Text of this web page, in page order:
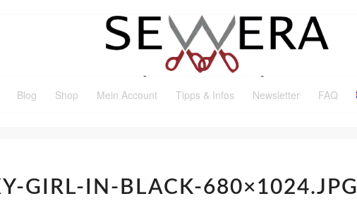
Blog Shop Mein Account Tipps & Infos Newsletter FAQ
GIRL-IN-BLACK-680×1024.JPG